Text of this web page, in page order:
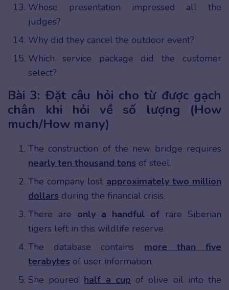
Whose presentation impressed all the
judges?
Why did they cancel the outdoor event?
Which service package did the customer
select?
Bài 3: Đặt câu hỏi cho từ được gạch
chân khi hỏi về số lượng (How
much/How many)
The construction of the new bridge requires
nearly ten thousand tons of steel.
The company lost approximately two million
dollars during the financial crisis.
There are only a handful of rare Siberian
tigers left in this wildlife reserve.
The database contains more than five
terabytes of user information.
She poured half a cup of olive oil into the